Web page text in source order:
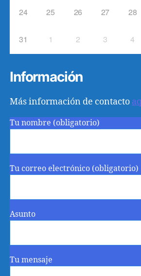
24 25 26 27 28
31 1 2 3 4
Información
Más información de contacto
Tu nombre (obligatorio)
Tu correo electrónico (obligatorio)
Asunto
Tu mensaje